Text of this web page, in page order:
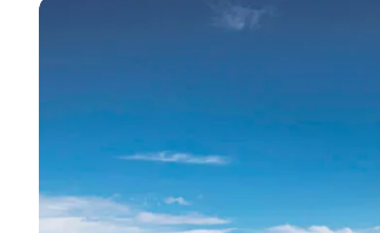
Die Endlose Brücke in Aarhus